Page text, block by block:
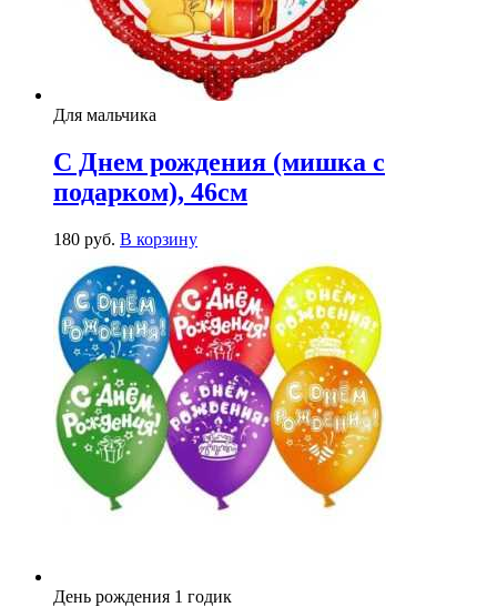
Для мальчика
С Днем рождения (мишка с
подарком), 46см
180 руб. В корзину
День рождения 1 годик